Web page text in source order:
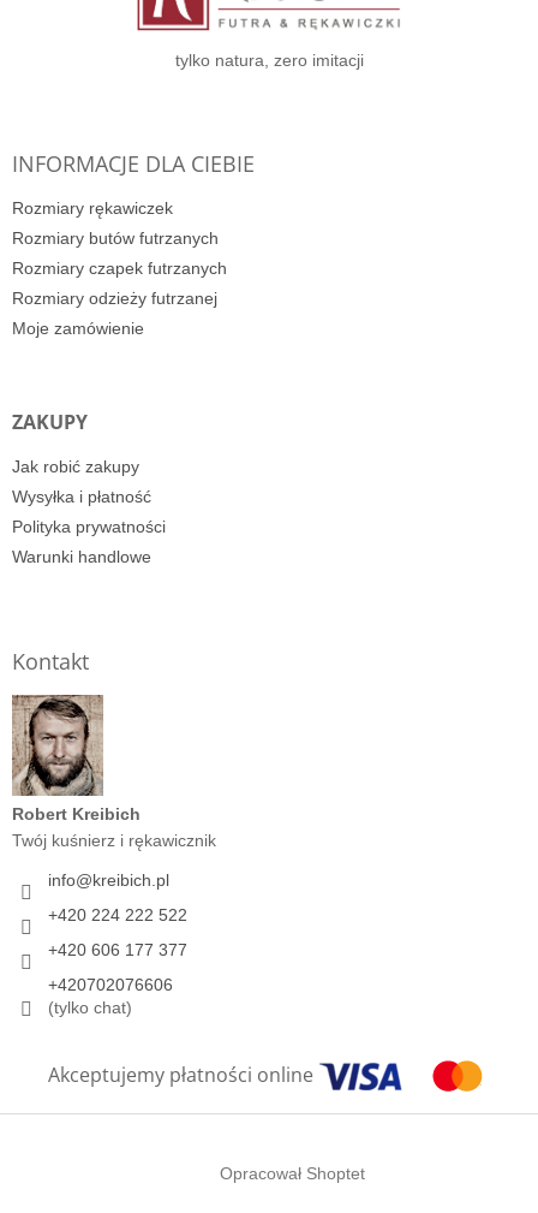
tylko natura, zero imitacji
INFORMACJE DLA CIEBIE
Rozmiary rękawiczek
Rozmiary butów futrzanych
Rozmiary czapek futrzanych
Rozmiary odzieży futrzanej
Moje zamówienie
ZAKUPY
Jak robić zakupy
Wysyłka i płatność
Polityka prywatności
Warunki handlowe
Kontakt
Robert Kreibich
Twój kuśnierz i rękawicznik
info@kreibich.pl
+420 224 222 522
+420 606 177 377
+420702076606
(tylko chat)
Akceptujemy płatności online
Opracował Shoptet